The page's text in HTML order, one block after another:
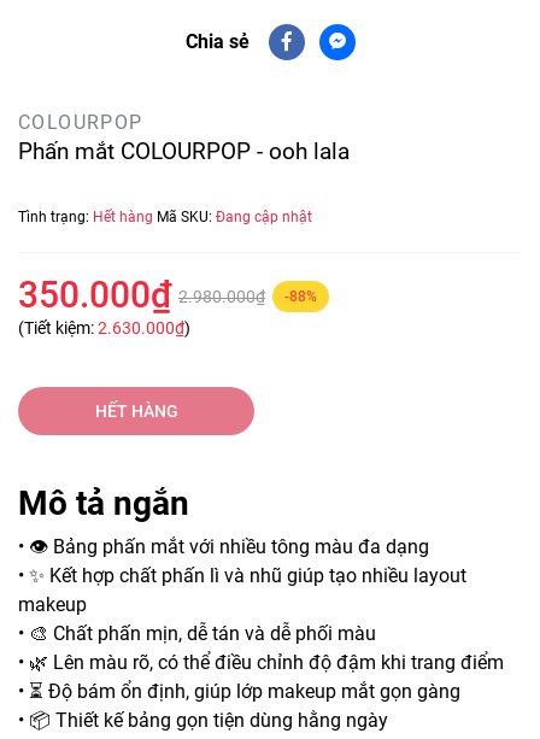
Chia sẻ
COLOURPOP
Phấn mắt COLOURPOP - ooh lala
Tình trạng: Hết hàng Mã SKU: Đang cập nhật
350.000₫ 2.980.000₫ -88%
(Tiết kiệm:2.630.000₫)
HẾT HÀNG
Mô tả ngắn
• 👁️ Bảng phấn mắt với nhiều tông màu đa dạng
• ✨ Kết hợp chất phấn lì và nhũ giúp tạo nhiều layout
makeup
• 🎨 Chất phấn mịn, dễ tán và dễ phối màu
• 🌿 Lên màu rõ, có thể điều chỉnh độ đậm khi trang điểm
• ⏳ Độ bám ổn định, giúp lớp makeup mắt gọn gàng
• 📦 Thiết kế bảng gọn tiện dùng hằng ngày